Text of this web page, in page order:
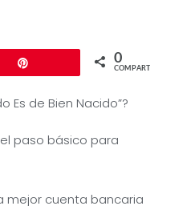
0
COMPARTIR
Es de Bien Nacido”?
paso básico para
mejor cuenta bancaria